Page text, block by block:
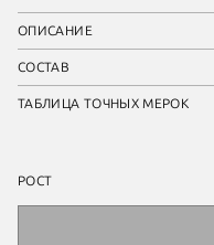
ОПИСАНИЕ
СОСТАВ
ТАБЛИЦА ТОЧНЫХ МЕРОК
РОСТ